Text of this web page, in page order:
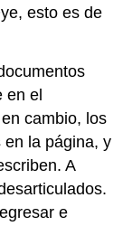
esto es de
en el
cambio, los
en la página, y
A
e